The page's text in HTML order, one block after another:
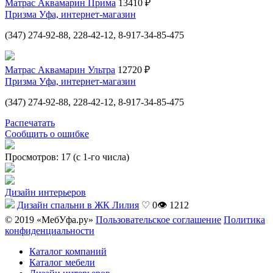
Матрас Аквамарин Прима 13410 ₽
Призма Уфа, интернет-магазин
(347) 274-92-88, 228-42-12, 8-917-34-85-475
Матрас Аквамарин Ультра 12720 ₽
Призма Уфа, интернет-магазин
(347) 274-92-88, 228-42-12, 8-917-34-85-475
Распечатать
Сообщить о ошибке
Просмотров: 17 (с 1-го числа)
Дизайн интерьеров
Дизайн спальни в ЖК Лилия ♡ 0👁 1212
© 2019 «МебУфа.ру» Пользовательское соглашение Политика
конфиденциальности
Каталог компаний
Каталог мебели